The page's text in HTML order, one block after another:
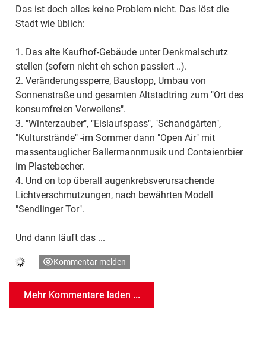
Das ist doch alles keine Problem nicht. Das löst die
Stadt wie üblich:
1. Das alte Kaufhof-Gebäude unter Denkmalschutz
stellen (sofern nicht eh schon passiert ..).
2. Veränderungssperre, Baustopp, Umbau von
Sonnenstraße und gesamten Altstadtring zum "Ort des
konsumfreien Verweilens".
3. "Winterzauber", "Eislaufspass", "Schandgärten",
"Kulturstrände" -im Sommer dann "Open Air" mit
massentauglicher Ballermannmusik und Contaienrbier
im Plastebecher.
4. Und on top überall augenkrebsverursachende
Lichtverschmutzungen, nach bewährten Modell
"Sendlinger Tor".
Und dann läuft das ...
Kommentar melden
Mehr Kommentare laden ...